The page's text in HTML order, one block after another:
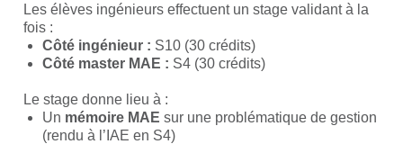
Les élèves ingénieurs effectuent un stage validant à la
fois :
Côté ingénieur : S10 (30 crédits)
Côté master MAE : S4 (30 crédits)
Le stage donne lieu à :
Un mémoire MAE sur une problématique de gestion
(rendu à l’IAE en S4)